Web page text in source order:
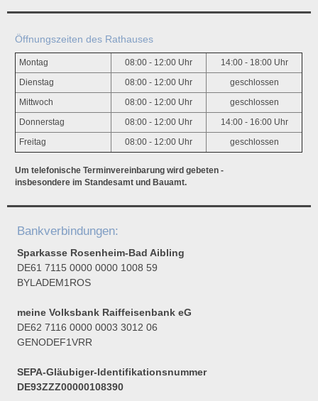
Öffnungszeiten des Rathauses
Montag 08:00 - 12:00 Uhr 14:00 - 18:00 Uhr
Dienstag 08:00 - 12:00 Uhr geschlossen
Mittwoch 08:00 - 12:00 Uhr geschlossen
Donnerstag 08:00 - 12:00 Uhr 14:00 - 16:00 Uhr
Freitag 08:00 - 12:00 Uhr geschlossen
Um telefonische Terminvereinbarung wird gebeten -
insbesondere im Standesamt und Bauamt.
Bankverbindungen:
Sparkasse Rosenheim-Bad Aibling
DE61 7115 0000 0000 1008 59
BYLADEM1ROS
meine Volksbank Raiffeisenbank eG
DE62 7116 0000 0003 3012 06
GENODEF1VRR
SEPA-Gläubiger-Identifikationsnummer
DE93ZZZ00000108390